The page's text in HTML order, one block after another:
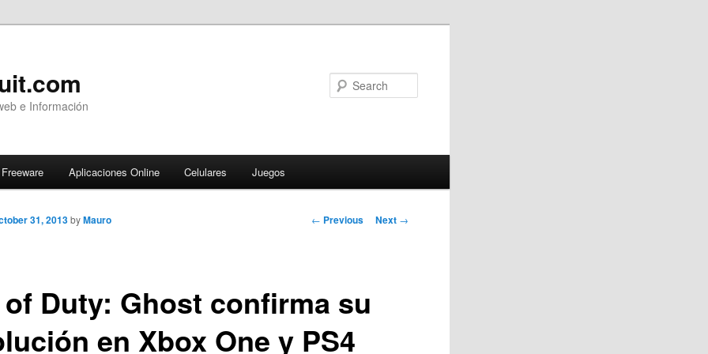
e Información
Freeware Aplicaciones Online Celulares Juegos
Post
← Previous Next →
Duty: Ghost confirma su
en Xbox One y PS4
31, 2013 byMauro